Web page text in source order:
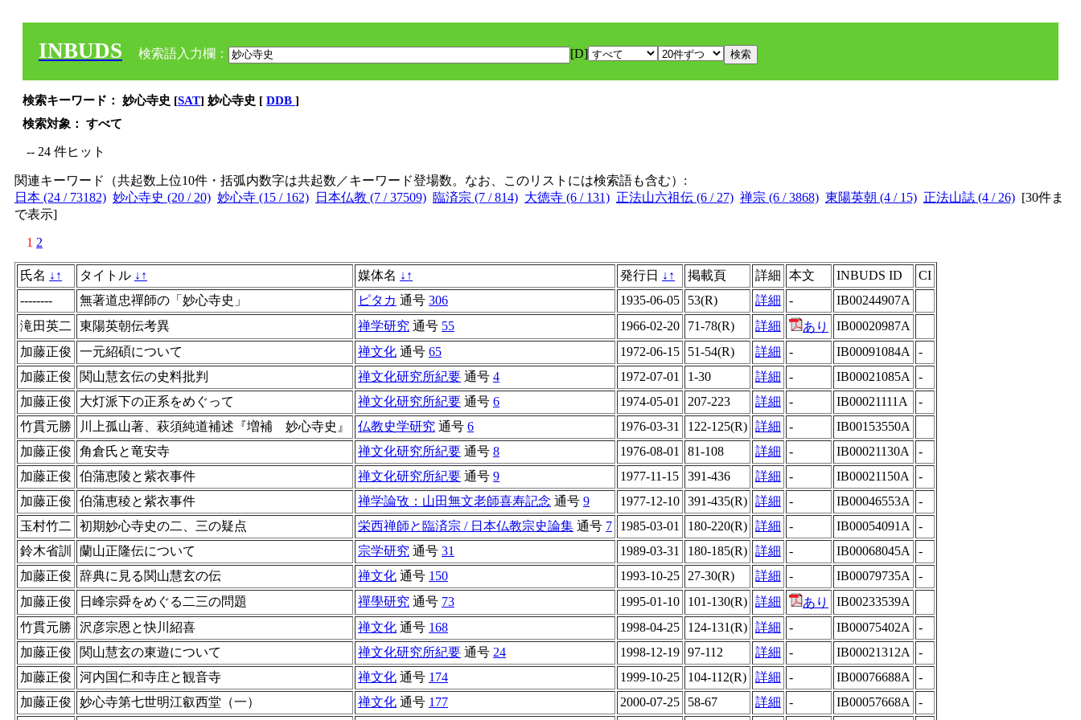
INBUDS 検索語入力欄： [D]
検索キーワード： 妙心寺史 [SAT] 妙心寺史 [ DDB ]
検索対象： すべて
-- 24 件ヒット
関連キーワード（共起数上位10件・括弧内数字は共起数／キーワード登場数。なお、このリストには検索語も含む）:
日本 (24 / 73182) 妙心寺史 (20 / 20) 妙心寺 (15 / 162) 日本仏教 (7 / 37509) 臨済宗 (7 / 814) 大徳寺 (6 / 131) 正法山六祖伝 (6 / 27) 禅宗 (6 / 3868) 東陽英朝 (4 / 15) 正法山誌 (4 / 26) [30件ま
で表示]
1 2
氏名 ↓ ↑ タイトル ↓ ↑ 媒体名 ↓ ↑ 発行日 ↓ ↑ 掲載頁 詳細 本文 INBUDS ID
CI
--------
無著道忠禪師の「妙心寺史」 ピタカ 通号 306 1935-06-05 53(R) 詳細 -
IB00244907A
滝田英二
東陽英朝伝考異 禅学研究 通号 55 1966-02-20 71-78(R) 詳細 あり
IB00020987A
加藤正俊
一元紹碩について 禅文化 通号 65 1972-06-15 51-54(R) 詳細 - IB00091084A
-
加藤正俊
関山慧玄伝の史料批判 禅文化研究所紀要 通号 4 1972-07-01 1-30 詳細 - IB00021085A
-
加藤正俊
大灯派下の正系をめぐって 禅文化研究所紀要 通号 6 1974-05-01 207-223 詳細 - IB00021111A
-
竹貫元勝
川上孤山著、萩須純道補述『増補 妙心寺史』 仏教史学研究 通号 6 1976-03-31 122-125(R) 詳細 -
IB00153550A
加藤正俊
角倉氏と竜安寺 禅文化研究所紀要 通号 8 1976-08-01 81-108 詳細 - IB00021130A
-
加藤正俊
伯蒲恵陵と紫衣事件 禅文化研究所紀要 通号 9 1977-11-15 391-436 詳細 - IB00021150A
-
加藤正俊
伯蒲恵稜と紫衣事件 禅学論攷：山田無文老師喜寿記念 通号 9 1977-12-10 391-435(R) 詳細 - IB00046553A
-
玉村竹二
初期妙心寺史の二、三の疑点 栄西禅師と臨済宗 / 日本仏教宗史論集 通号 7 1985-03-01 180-220(R) 詳細 - IB00054091A
-
鈴木省訓
蘭山正隆伝について 宗学研究 通号 31 1989-03-31 180-185(R) 詳細 - IB00068045A
-
加藤正俊
辞典に見る関山慧玄の伝 禅文化 通号 150 1993-10-25 27-30(R) 詳細 - IB00079735A
-
加藤正俊
日峰宗舜をめぐる二三の問題 禪學研究 通号 73 1995-01-10 101-130(R) 詳細 あり
IB00233539A
竹貫元勝
沢彦宗恩と快川紹喜 禅文化 通号 168 1998-04-25 124-131(R) 詳細 - IB00075402A
-
加藤正俊
関山慧玄の東遊について 禅文化研究所紀要 通号 24 1998-12-19 97-112 詳細 - IB00021312A
-
加藤正俊
河内国仁和寺庄と観音寺 禅文化 通号 174 1999-10-25 104-112(R) 詳細 - IB00076688A
-
加藤正俊
妙心寺第七世明江叡西堂（一） 禅文化 通号 177 2000-07-25 58-67 詳細 - IB00057668A -